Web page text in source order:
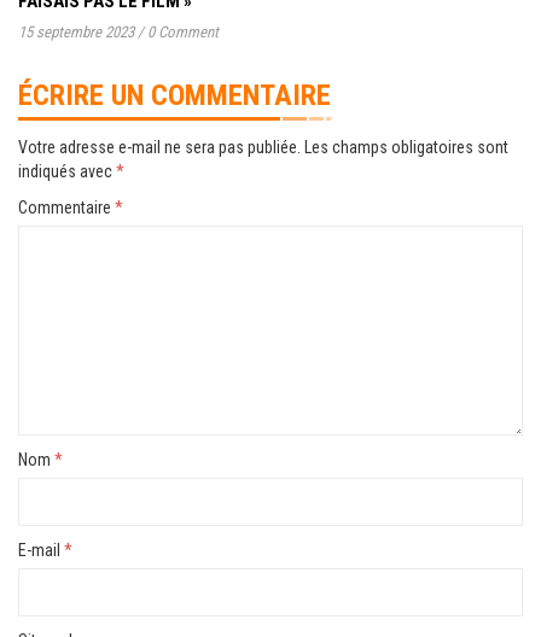
15 septembre 2023 / 0 Comment
ÉCRIRE UN COMMENTAIRE
Votre adresse e-mail ne sera pas publiée.
Les champs obligatoires sont
indiqués avec*
Commentaire *
Nom *
E-mail *